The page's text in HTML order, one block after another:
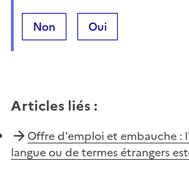
Non Oui
Articles liés :
Offre d'emploi et embauche :
langue ou de termes étrangers